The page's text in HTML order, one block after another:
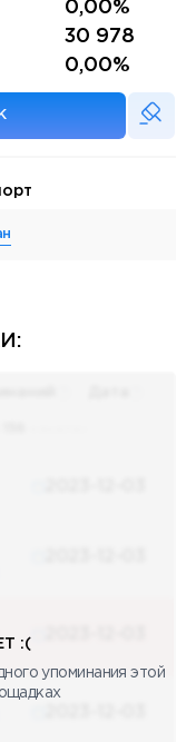
0,00%
30 978
0,00%
:(
упоминания этой